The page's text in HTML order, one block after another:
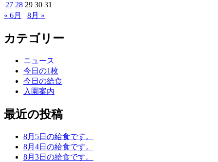
27 28 29 30 31
« 6月
8月 »
カテゴリー
ニュース
今日の1枚
今日の給食
入園案内
最近の投稿
8月5日の給食です。
8月4日の給食です。
8月3日の給食です。